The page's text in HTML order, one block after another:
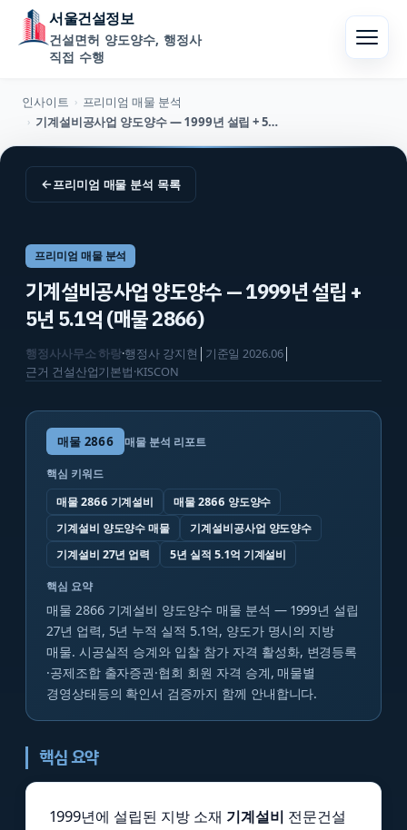
서울건설정보
건설면허 양도양수, 행정사
직접 수행
인사이트 › 프리미엄 매물 분석
› 기계설비공사업 양도양수 — 1999년 설립 + 5년 5.1억 (매물 2866)
←프리미엄 매물 분석 목록
프리미엄 매물 분석
기계설비공사업 양도양수 — 1999년 설립 +
5년 5.1억 (매물 2866)
행정사사무소 하랑·행정사 강지현 기준일2026.06│
근거 건설산업기본법·KISCON
매물 2866 매물 분석 리포트
핵심 키워드
매물 2866 기계설비
매물 2866 양도양수
기계설비 양도양수 매물
기계설비공사업 양도양수
기계설비 27년 업력
5년 실적 5.1억 기계설비
핵심 요약
매물 2866 기계설비 양도양수 매물 분석 — 1999년 설립
27년 업력, 5년 누적 실적 5.1억, 양도가 명시의 지방
매물. 시공실적 승계와 입찰 참가 자격 활성화, 변경등록
·공제조합 출자증권·협회 회원 자격 승계, 매물별
경영상태등의 확인서 검증까지 함께 안내합니다.
핵심 요약
1999년에 설립된 지방 소재 기계설비 전문건설